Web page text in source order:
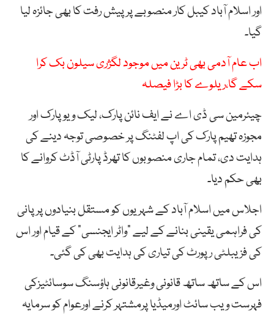
اور اسلام آباد کیبل کار منصوبے پر پیش رفت کا بھی جائزہ لیا
گیا۔
اب عام آدمی بھی ٹرین میں موجود لگژری سیلون بک کرا
سکے گا،ریلوے کا بڑا فیصلہ
چیئرمین سی ڈی اے نے ایف نائن پارک، لیک ویو پارک اور
مجوزہ تھیم پارک کی اپ لفٹنگ پر خصوصی توجہ دینے کی
ہدایت دی، تمام جاری منصوبوں کا تھرڈ پارٹی آڈٹ کروانے کا
بھی حکم دیا۔
اجلاس میں اسلام آباد کے شہریوں کو مستقل بنیادوں پر پانی
کی فراہمی یقینی بنانے کے لیے “واٹر ایجنسی” کے قیام اور اس
کی فزیبلٹی رپورٹ کی تیاری کی ہدایت بھی کی گئی۔
اس کے ساتھ ساتھ قانونی وغیرقانونی ہاؤسنگ سوسائٹیزکی
فہرست ویب سائٹ اورمیڈیا پرمشتہر کرنے اورعوام کو سرمایہ